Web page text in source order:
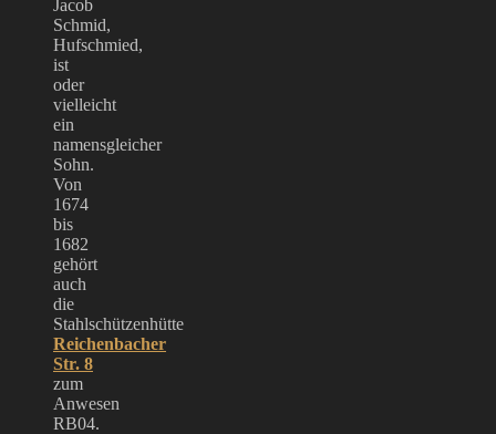
Jacob
Schmid,
Hufschmied,
ist
oder
vielleicht
ein
namensgleicher
Sohn.
Von
1674
bis
1682
gehört
auch
die
Stahlschützenhütte
Reichenbacher
Str. 8
zum
Anwesen
RB04.